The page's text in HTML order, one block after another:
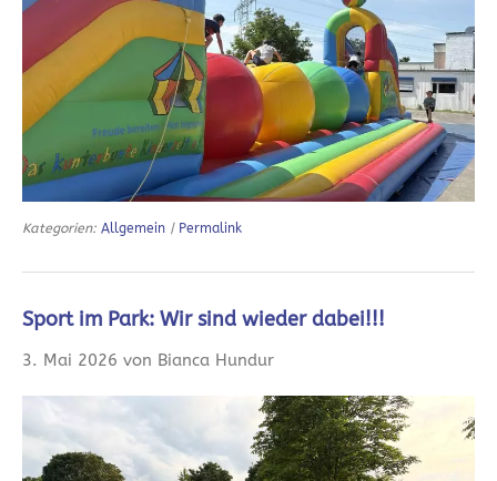
Kategorien: Allgemein | Permalink
Sport im Park: Wir sind wieder dabei!!!
3. Mai 2026 von Bianca Hundur